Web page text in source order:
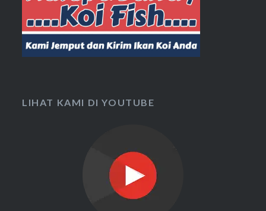
LIHAT KAMI DI YOUTUBE